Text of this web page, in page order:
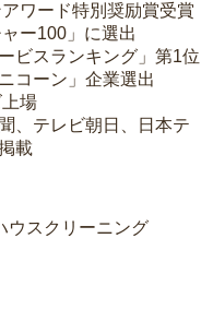
ワード特別奨励賞受賞
ー100」に選出
ビスランキング」第1位
コーン」企業選出
場
、テレビ朝日、日本テ
載
ウスクリーニング